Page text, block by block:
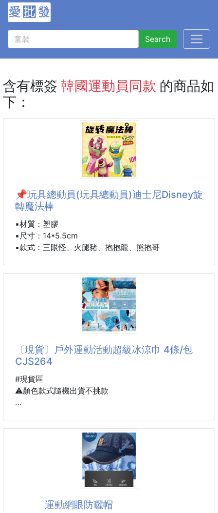
Search
含有標簽 韓國運動員同款 的商品如
下：
📌玩具總動員(玩具總動員)迪士尼Disney旋
轉魔法棒
▪️材質：塑膠
▪️尺寸：14*5.5cm
▪️款式：三眼怪、火腿豬、抱抱龍、熊抱哥
〔現貨〕戶外運動活動超級冰涼巾 4條/包
CJS264
#現貨區
⚠️顏色款式隨機出貨不挑款
✅️戶外活動：露營、登山、溯溪
✅️運動健身：慢跑、健身房、球類運動
✅️日常生活：騎車上下班、家裡打掃流汗用
運動網眼防曬帽